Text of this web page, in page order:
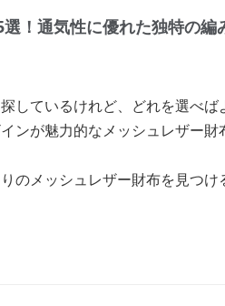
！通気性に優れた独特の
しているけれど、どれを選べば
ンが魅力的なメッシュレザー
のメッシュレザー財布を見つけ